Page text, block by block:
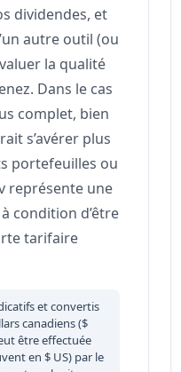
dividendes, et
autre outil (ou
la qualité
Dans le cas
complet, bien
s’avérer plus
portefeuilles ou
représente une
condition d’être
tarifaire
et convertis
canadiens ($
être effectuée
en $ US) par le